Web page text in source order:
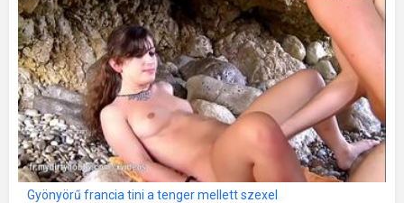
Gyönyörű francia tini a tenger mellett szexel